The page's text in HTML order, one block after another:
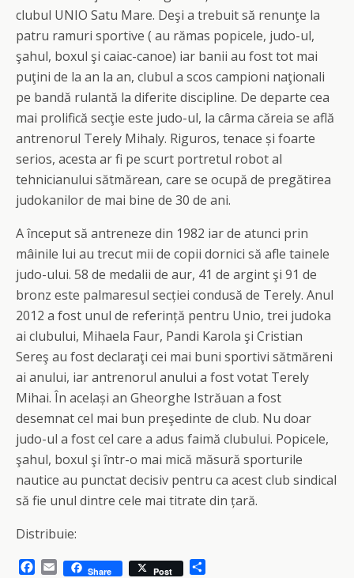
clubul UNIO Satu Mare. Deşi a trebuit să renunţe la
patru ramuri sportive ( au rămas popicele, judo-ul,
şahul, boxul şi caiac-canoe) iar banii au fost tot mai
puţini de la an la an, clubul a scos campioni naţionali
pe bandă rulantă la diferite discipline. De departe cea
mai prolifică secţie este judo-ul, la cârma căreia se află
antrenorul Terely Mihaly. Riguros, tenace și foarte
serios, acesta ar fi pe scurt portretul robot al
tehnicianului sătmărean, care se ocupă de pregătirea
judokanilor de mai bine de 30 de ani.
A început să antreneze din 1982 iar de atunci prin
mâinile lui au trecut mii de copii dornici să afle tainele
judo-ului. 58 de medalii de aur, 41 de argint şi 91 de
bronz este palmaresul secției condusă de Terely. Anul
2012 a fost unul de referință pentru Unio, trei judoka
ai clubului, Mihaela Faur, Pandi Karola şi Cristian
Sereş au fost declaraţi cei mai buni sportivi sătmăreni
ai anului, iar antrenorul anului a fost votat Terely
Mihai. În același an Gheorghe Istrăuan a fost
desemnat cel mai bun preşedinte de club. Nu doar
judo-ul a fost cel care a adus faimă clubului. Popicele,
şahul, boxul şi într-o mai mică măsură sporturile
nautice au punctat decisiv pentru ca acest club sindical
să fie unul dintre cele mai titrate din țară.
Distribuie:
E
Share Post